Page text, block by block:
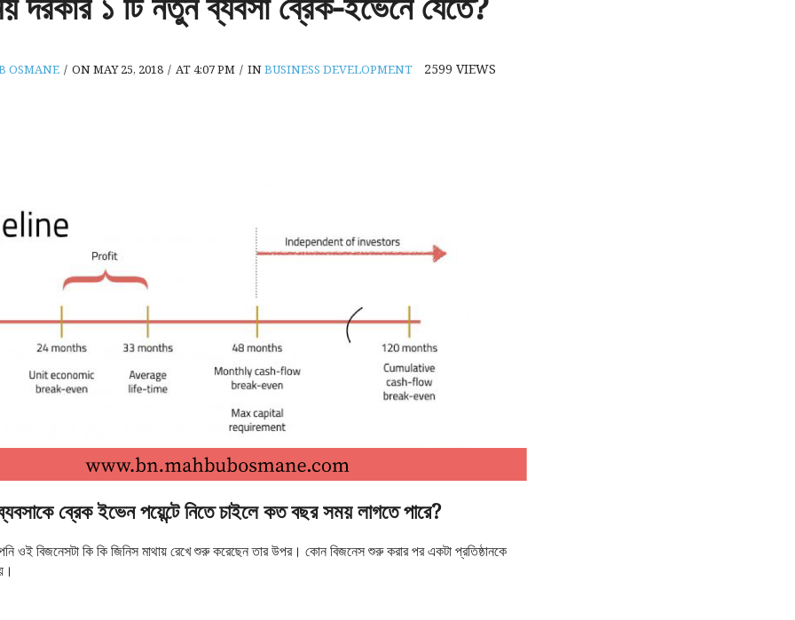
OSMANE / ON MAY 25, 2018 / AT 4:07 PM / INBUSINESS DEVELOPMENT 2599 VIEWS
ব্রেক ইভেন পয়েন্টে নিতে চাইলে কত বছর সময় লাগতে পারে?
ওই বিজনেসটা কি কি জিনিস মাথায় রেখে শুরু করেছেন তার উপর। কোন বিজনেস শুরু করার পর একটা প্রতিষ্ঠানকে